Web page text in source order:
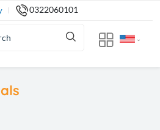
0322060101